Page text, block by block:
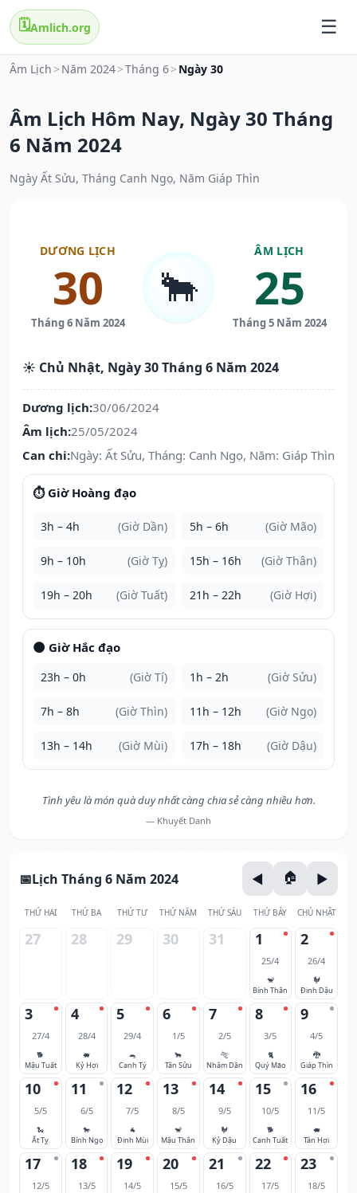
🗓️Amlich.org
Âm Lịch > Năm 2024>Tháng 6> Ngày 30
Âm Lịch Hôm Nay, Ngày 30 Tháng
6 Năm 2024
Ngày Ất Sửu, Tháng Canh Ngọ, Năm Giáp Thìn
DƯƠNG LỊCH
30
Tháng 6 Năm 2024
🐂
ÂM LỊCH
25
Tháng 5 Năm 2024
☀️ Chủ Nhật, Ngày 30 Tháng 6 Năm 2024
Dương lịch:30/06/2024
Âm lịch:25/05/2024
Can chi:Ngày: Ất Sửu, Tháng: Canh Ngọ, Năm: Giáp Thìn
⏱️ Giờ Hoàng đạo
3h – 4h (Giờ Dần) 5h – 6h (Giờ Mão)
9h – 10h (Giờ Tỵ) 15h – 16h (Giờ Thân)
19h – 20h (Giờ Tuất) 21h – 22h (Giờ Hợi)
🌑 Giờ Hắc đạo
23h – 0h (Giờ Tí) 1h – 2h (Giờ Sửu)
7h – 8h (Giờ Thìn) 11h – 12h (Giờ Ngọ)
13h – 14h (Giờ Mùi) 17h – 18h (Giờ Dậu)
Tình yêu là món quà duy nhất càng chia sẻ càng nhiều hơn.
— Khuyết Danh
Lịch Tháng 6 Năm 2024
THỨ HAI THỨ BA THỨ TƯ THỨ NĂM THỨ SÁU THỨ BẢY CHỦ NHẬT
27 28 29 30 31 1
25/4
🐒
Bính Thân
2
26/4
🐓
Đinh Dậu
3
27/4
🐕
Mậu Tuất
4
28/4
🐖
Kỷ Hợi
5
29/4
🐀
Canh Tý
6
1/5
🐂
Tân Sửu
7
2/5
🐅
Nhâm Dần
8
3/5
🐈
Quý Mão
9
4/5
🐉
Giáp Thìn
10
5/5
🐍
Ất Tỵ
11
6/5
🐎
Bính Ngọ
12
7/5
🐐
Đinh Mùi
13
8/5
🐒
Mậu Thân
14
9/5
🐓
Kỷ Dậu
15
10/5
🐕
Canh Tuất
16
11/5
🐖
Tân Hợi
17
12/5
18
13/5
19
14/5
20
15/5
21
16/5
22
17/5
23
18/5